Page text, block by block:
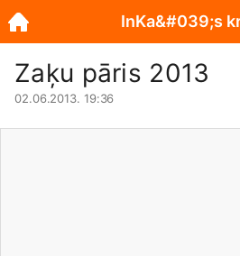
Zaķu pāris 2013
02.06.2013. 19:36
InKa&#039;s